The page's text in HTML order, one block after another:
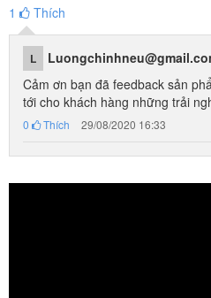
1
Thích
L
Cảm ơn bạn đã feedback sản
tới cho khách hàng những trải
0 Thích 29/08/2020 16:33